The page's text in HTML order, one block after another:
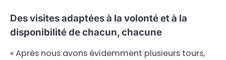
Des visites adaptées à la volonté et à la
disponibilité de chacun, chacune
« Après nous avons évidemment plusieurs tours,